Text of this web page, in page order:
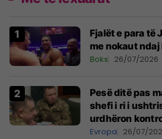
Fjalët e para të
me nokaut
Boks 26/07/2026
Pesë ditë pas
shefi i ri i
urdhëron
Evropa 26/07/